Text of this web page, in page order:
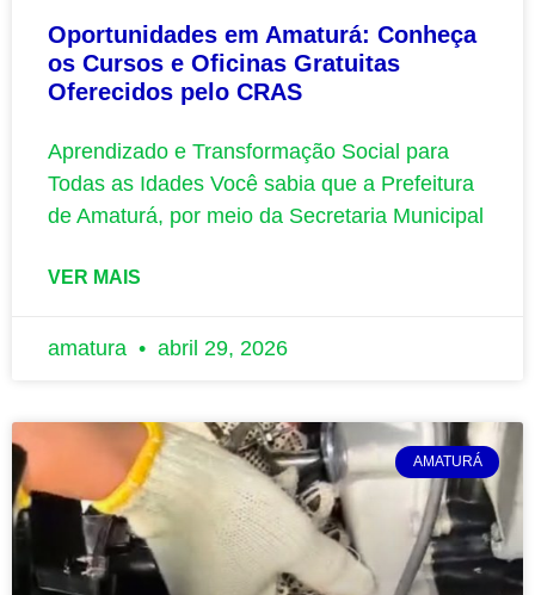
Oportunidades em Amaturá: Conheça
os Cursos e Oficinas Gratuitas
Oferecidos pelo CRAS
Aprendizado e Transformação Social para
Todas as Idades Você sabia que a Prefeitura
de Amaturá, por meio da Secretaria Municipal
VER MAIS
amatura abril 29, 2026
AMATURÁ